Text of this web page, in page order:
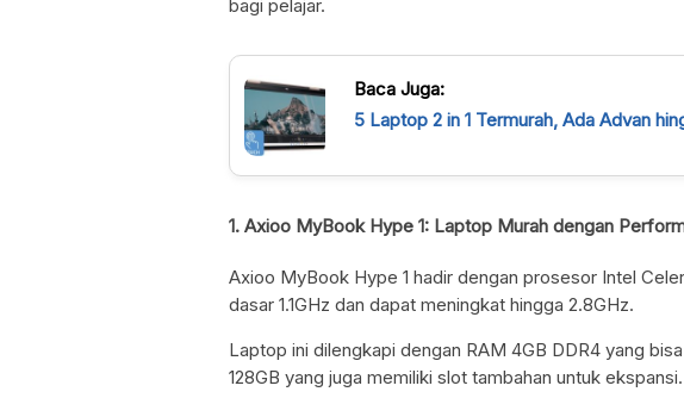
bagi pelajar.
Baca Juga:
5 Laptop 2 in 1 Termurah, Ada Advan
1. Axioo MyBook Hype 1: Laptop Murah dengan
Axioo MyBook Hype 1 hadir dengan prosesor Intel
dasar 1.1GHz dan dapat meningkat hingga 2.8GHz.
Laptop ini dilengkapi dengan RAM 4GB DDR4 yang
128GB yang juga memiliki slot tambahan untuk ekspansi.